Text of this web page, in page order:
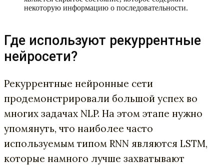
некоторую информацию о последовательности.
Где используют рекуррентные
нейросети?
Рекуррентные нейронные сети
продемонстрировали большой успех во
многих задачах NLP. На этом этапе нужно
упомянуть, что наиболее часто
используемым типом RNN являются LSTM,
которые намного лучше захватывают